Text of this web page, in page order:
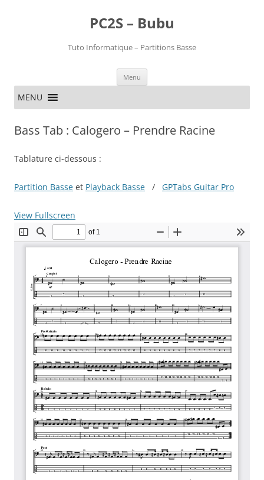
PC2S – Bubu
Tuto Informatique – Partitions Basse
Menu
contenu
MENU
Bass Tab : Calogero – Prendre Racine
Tablature ci-dessous :
Partition Basse et Playback Basse / GPTabs Guitar Pro
View Fullscreen